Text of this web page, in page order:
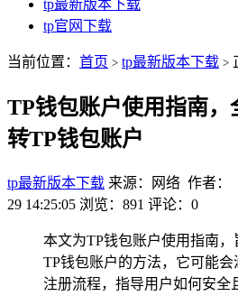
tp最新版本下载
tp官网下载
当前位置： 首页 > tp最新版本下载 >
TP钱包账户使用指南，
转TP钱包账户
tp最新版本下载 来源：网络 作者：
29 14:25:05 浏览：891 评论：0
本文为TP钱包账户使用指南
TP钱包账户的方法，它可能会
注册流程，指导用户如何安全